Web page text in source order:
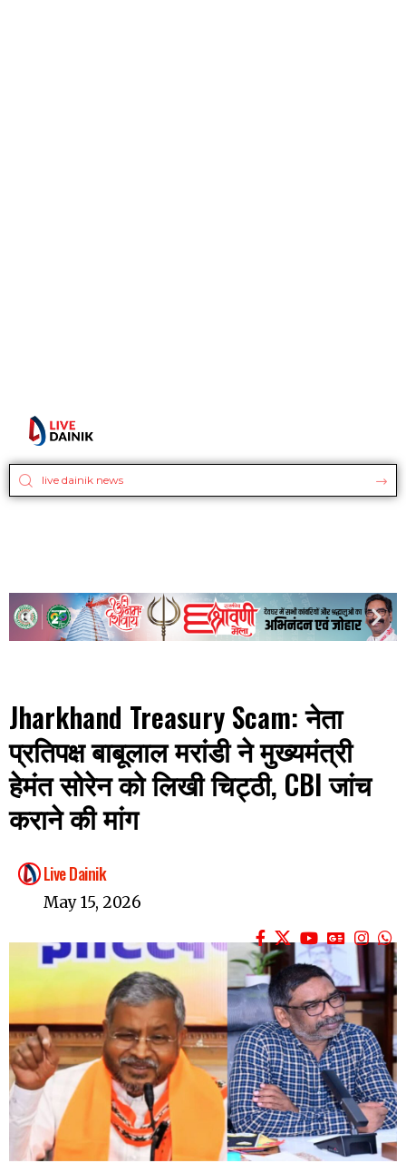
Jharkhand Treasury Scam: नेता
प्रतिपक्ष बाबूलाल मरांडी ने मुख्यमंत्री
हेमंत सोरेन को लिखी चिट्ठी, CBI जांच
कराने की मांग
Live Dainik
May 15, 2026